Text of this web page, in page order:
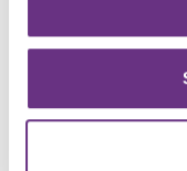
partners voor social
partners kunnen
informatie die u aan
verzameld op basis